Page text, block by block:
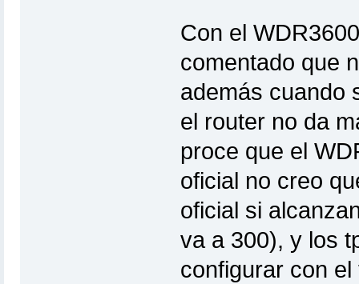
Con el
comentado que
además cuando
el router no da
proce que el
oficial no creo
oficial si
va a 300), y los
configurar con